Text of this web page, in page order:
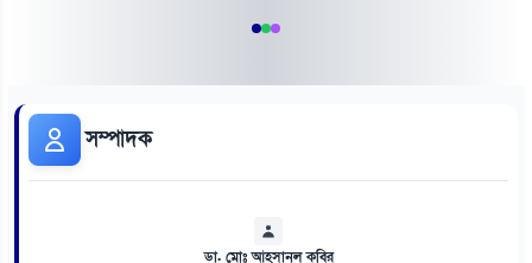
সম্পাদক
ডা. মোঃ আহসানুল কবির